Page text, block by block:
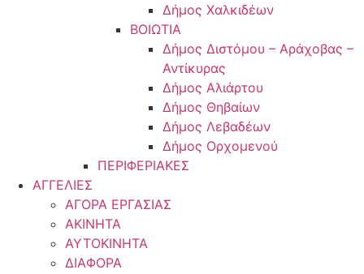
Δήμος Χαλκιδέων
ΒΟΙΩΤΙΑ
Δήμος Διστόμου – Αράχοβας –
Αντίκυρας
Δήμος Αλιάρτου
Δήμος Θηβαίων
Δήμος Λεβαδέων
Δήμος Ορχομενού
ΠΕΡΙΦΕΡΙΑΚΕΣ
ΑΓΓΕΛΙΕΣ
ΑΓΟΡΑ ΕΡΓΑΣΙΑΣ
ΑΚΙΝΗΤΑ
ΑΥΤΟΚΙΝΗΤΑ
ΔΙΑΦΟΡΑ